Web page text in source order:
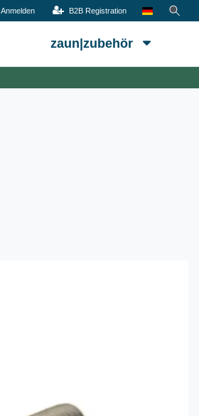
Anmelden B2B Registration
zaun|zubehör